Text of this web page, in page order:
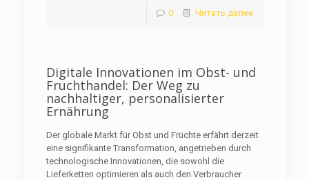
0 Читать далее
Digitale Innovationen im Obst- und
Fruchthandel: Der Weg zu
nachhaltiger, personalisierter
Ernährung
Der globale Markt für Obst und Früchte erfährt derzeit
eine signifikante Transformation, angetrieben durch
technologische Innovationen, die sowohl die
Lieferketten optimieren als auch den Verbraucher